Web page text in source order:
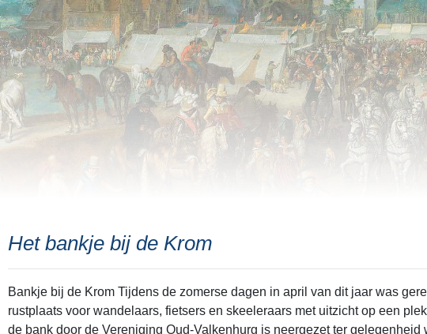
Het bankje bij de Krom
Bankje bij de Krom Tijdens de zomerse dagen in april van dit jaar was geregeld te zien dat het bankje bij 'de Krom' gebruikt wordt voor het doel waarvoor het bestemd is. Het is een
rustplaats voor wandelaars, fietsers en skeeleraars met uitzicht op een
de bank door de Vereniging Oud-Valkenhurg is neergezet ter